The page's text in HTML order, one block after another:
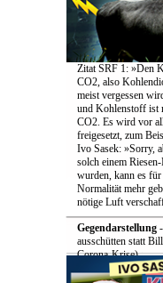
Zitat SRF 1: »Den
CO2, also
meist vergessen
und Kohlenstoff ist
CO2. Es wird vor
freigesetzt, zum
Ivo Sasek: »Sorry,
solch einem
wurden, kann es für
Normalität mehr
nötige Luft
Gegendarstellung-
ausschütten statt
Corona-Krise)